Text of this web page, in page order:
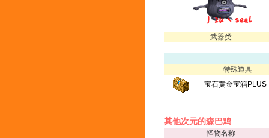
武器类
特殊道具
宝石黄金宝箱PLUS
其他次元的森巴鸡
怪物名称